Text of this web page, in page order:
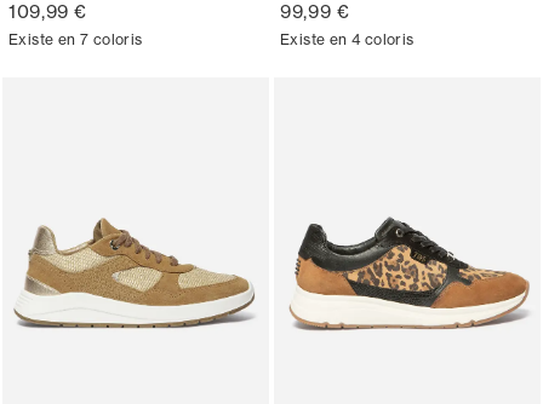
109,99 €
Existe en 7 coloris
99,99 €
Existe en 4 coloris